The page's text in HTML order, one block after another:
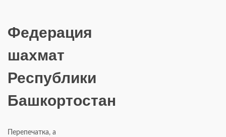
Федерация
шахмат
Республики
Башкортостан
Перепечатка, а